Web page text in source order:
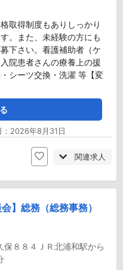
取得制度もありしっかり
。また、未経験の方にも
下さい。看護補助者（ケ
院患者さんの療養上の援
シーツ交換・洗濯 等【変
2026年8月31日
関連求人
】総務（総務事務）
８８４ＪＲ北浦和駅から